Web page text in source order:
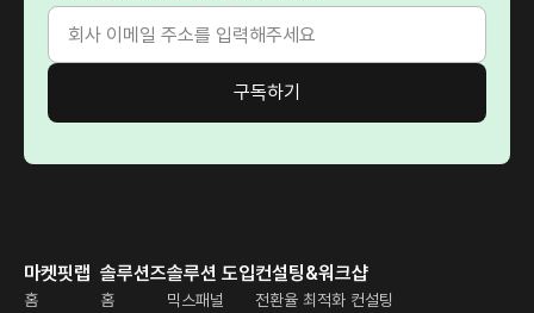
마켓핏랩
홈
솔루션즈
홈
솔루션 도입
믹스패널
컨설팅&워크샵
전환율 최적화 컨설팅